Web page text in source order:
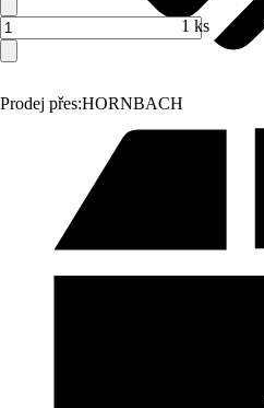
Prodej přes:HORNBACH
1 ks